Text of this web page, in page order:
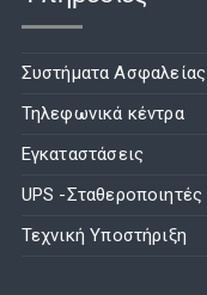
Συστήματα Ασφαλείας
Τηλεφωνικά κέντρα
Εγκαταστάσεις
UPS -Σταθεροποιητές
Τεχνική Υποστήριξη